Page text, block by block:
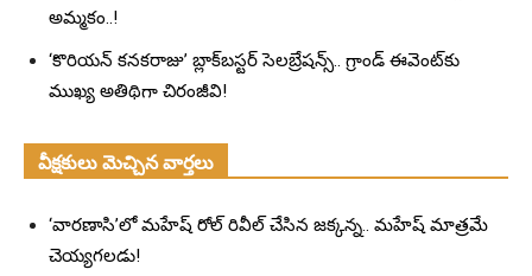
అమ్మకం..!
‘కొరియన్ కనకరాజు’ బ్లాక్‌బస్టర్ సెలబ్రేషన్స్.. గ్రాండ్ ఈవెంట్‌కు
ముఖ్య అతిథిగా చిరంజీవి!
వీక్షకులు మెచ్చిన వార్తలు
‘వారణాసి’లో మహేష్ రోల్ రివీల్ చేసిన జక్కన్న.. మహేష్ మాత్రమే
చెయ్యగలడు!